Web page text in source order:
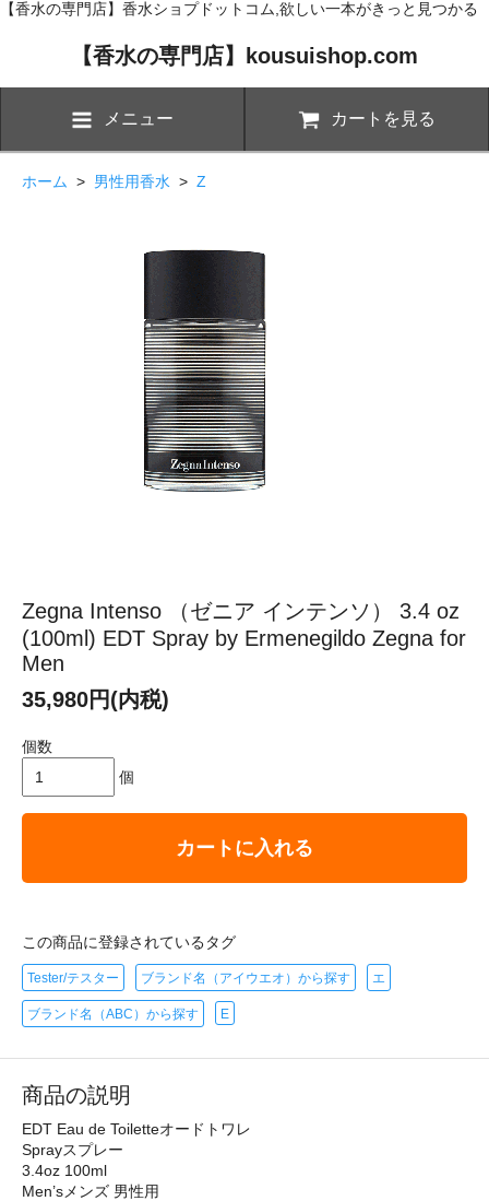
【香水の専門店】香水ショプドットコム,欲しい一本がきっと見つかる
【香水の専門店】kousuishop.com
メニュー カートを見る
ホーム > 男性用香水 > Z
Zegna Intenso （ゼニア インテンソ） 3.4 oz
(100ml) EDT Spray by Ermenegildo Zegna for
Men
35,980円(内税)
個数
個
カートに入れる
この商品に登録されているタグ
Tester/テスター ブランド名（アイウエオ）から探す エ
ブランド名（ABC）から探す E
商品の説明
EDT Eau de Toiletteオードトワレ
Sprayスプレー
3.4oz 100ml
Men’sメンズ 男性用